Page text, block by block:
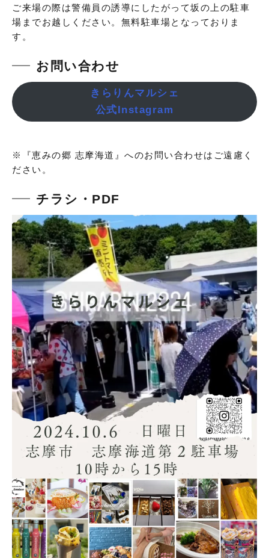
ご来場の際は警備員の誘導にしたがって坂の上の駐車
場までお越しください。無料駐車場となっておりま
す。
お問い合わせ
きらりんマルシェ
公式Instagram
※『恵みの郷 志摩海道』へのお問い合わせはご遠慮く
ださい。
チラシ・PDF